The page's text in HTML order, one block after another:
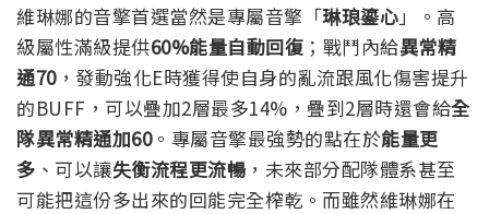
維琳娜的音擎首選當然是專屬音擎「琳琅鎏心」。高
級屬性滿級提供60%能量自動回復 ；戰鬥內給異常精
通70，發動強化E時獲得使自身的亂流跟風化傷害提升
的BUFF，可以疊加2層最多14%，疊到2層時還會給全
隊異常精通加60。專屬音擎最強勢的點在於能量更
多 、可以讓失衡流程更流暢 ，未來部分配隊體系甚至
可能把這份多出來的回能完全榨乾。 而雖然維琳娜在